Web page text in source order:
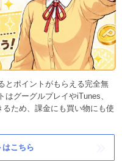
とポイントがもらえる完全無
グーグルプレイやiTunes、
ため、課金にも買い物にも使
はこちら